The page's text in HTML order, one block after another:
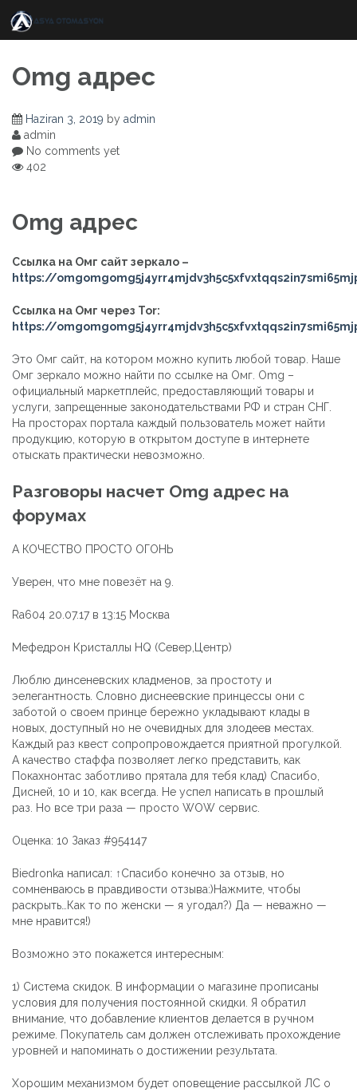
content
Omg адрес
Haziran 3, 2019 by admin
admin
No comments yet
402
Omg адрес
Ссылка на Омг сайт зеркало –
https://
Ссылка на Омг через Tor:
https://
Это Омг сайт, на котором можно купить любой товар. Наше
Омг зеркало можно найти по ссылке на Омг. Omg –
официальный маркетплейс, предоставляющий товары и
услуги, запрещенные законодательствами РФ и стран СНГ.
На просторах портала каждый пользователь может найти
продукцию, которую в открытом доступе в интернете
отыскать практически невозможно.
Разговоры насчет Omg адрес на
форумах
А КОЧЕСТВО ПРОСТО ОГОНЬ
Уверен, что мне повезёт на 9.
Ra604 20.07.17 в 13:15 Москва
Мефедрон Кристаллы HQ (Север,Центр)
Люблю динсеневских кладменов, за простоту и
эелегантность. Словно диснеевские принцессы они с
заботой о своем принце бережно укладывают клады в
новых, доступный но не очевидных для злодеев местах.
Каждый раз квест сопропровождается приятной прогулкой.
А качество стаффа позволяет легко представить, как
Покахнонтас заботливо прятала для тебя клад) Спасибо,
Дисней, 10 и 10, как всегда. Не успел написать в прошлый
раз. Но все три раза — просто WOW сервис.
Оценка: 10 Заказ #954147
Biedronka написал: ↑Спасибо конечно за отзыв, но
сомненваюсь в правдивости отзыва:)Нажмите, чтобы
раскрыть…Как то по женски — я угодал?) Да — неважно —
мне нравится!)
Возможно это покажется интересным:
1) Система скидок. В информации о магазине прописаны
условия для получения постоянной скидки. Я обратил
внимание, что добавление клиентов делается в ручном
режиме. Покупатель сам должен отслеживать прохождение
уровней и напоминать о достижении результата.
Хорошим механизмом будет оповещение рассылкой ЛС о